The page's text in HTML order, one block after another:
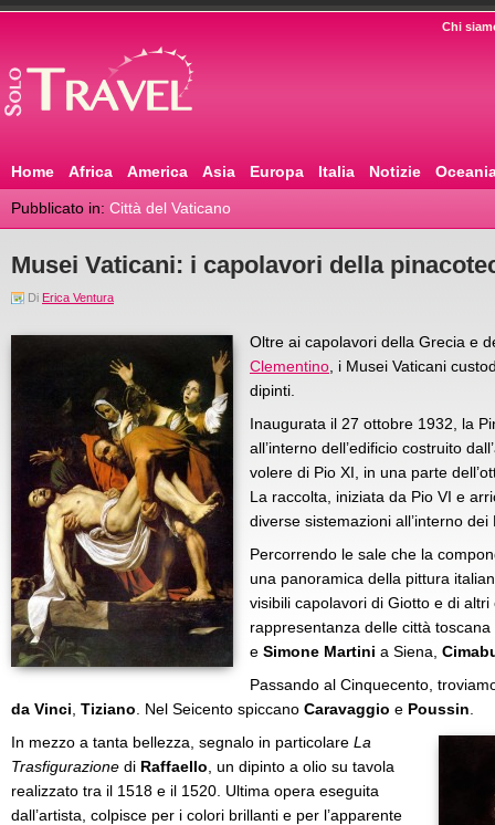
Chi
Home Africa America Asia Europa Italia Notizie
Pubblicato in: Città del Vaticano
Musei Vaticani: i capolavori della
Di Erica Ventura
Oltre ai capolavori della Grecia e
Clementino , i Musei Vaticani
dipinti.
Inaugurata il 27 ottobre 1932, la
all’interno dell’edificio costruito
volere di Pio XI, in una parte
La raccolta, iniziata da Pio VI e
diverse sistemazioni all’interno
Percorrendo le sale che la
una panoramica della pittura
visibili capolavori di Giotto e di
rappresentanza delle città
e Simone Martini a Siena,
Passando al Cinquecento,
da Vinci Tiziano . Nel Seicento spiccano Caravaggio e Poussin
In mezzo a tanta bellezza, segnalo in particolare La
Trasfigurazione di Raffaello , un dipinto a olio su tavola
realizzato tra il 1518 e il 1520. Ultima opera eseguita
dall’artista, colpisce per i colori brillanti e per l’apparente